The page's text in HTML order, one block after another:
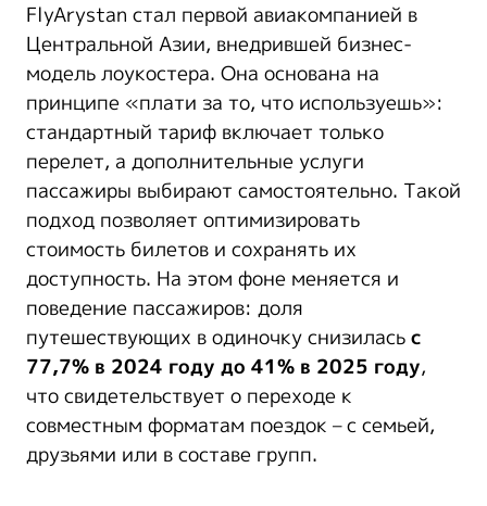
FlyArystan стал первой авиакомпанией в
Центральной Азии, внедрившей бизнес-
модель лоукостера. Она основана на
принципе «плати за то, что используешь»:
стандартный тариф включает только
перелет, а дополнительные услуги
пассажиры выбирают самостоятельно. Такой
подход позволяет оптимизировать
стоимость билетов и сохранять их
доступность. На этом фоне меняется и
поведение пассажиров: доля
путешествующих в одиночку снизиласьс
77,7% в 2024 году до 41% в 2025 году,
что свидетельствует о переходе к
совместным форматам поездок – с семьей,
друзьями или в составе групп.